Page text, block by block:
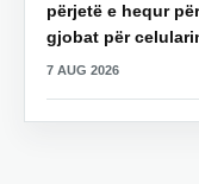
përjetë e hequr
gjobat për
7 AUG 2026